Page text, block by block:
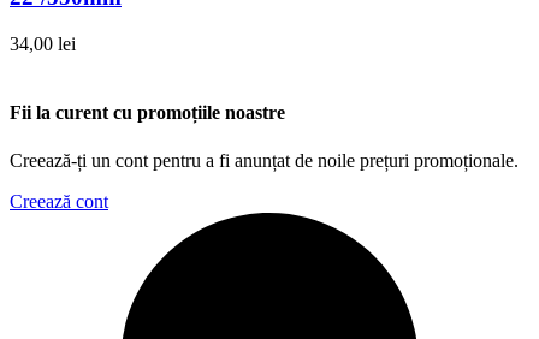
34,00 lei
Fii la curent cu promoțiile noastre
Creează-ți un cont pentru a fi anunțat de noile prețuri promoționale.
Creează cont